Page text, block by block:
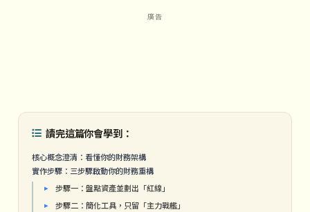
讀完這篇你會學到：
核心概念澄清：看懂你的財務架構
實作步驟：三步驟啟動你的財務重構
步驟一：盤點資產並劃出「紅線」
步驟二：簡化工具，只留「主力戰艦」